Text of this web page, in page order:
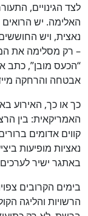
לצד הגינויים,
האלימה. יש
נאצית, ויש
– רק מסלימה את
“הכעס מובן”, כתב
אבטחה והרחקה
כך או כך, האירוע
האמריקאית: בין
קווים אדומים
נאציות מופיעות
באתגר ישיר
בימים הקרובים
הרשויות והליגה